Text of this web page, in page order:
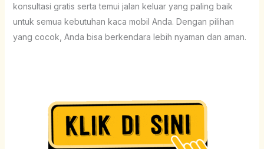
konsultasi gratis serta temui jalan keluar yang paling baik
untuk semua kebutuhan kaca mobil Anda. Dengan pilihan
yang cocok, Anda bisa berkendara lebih nyaman dan aman.